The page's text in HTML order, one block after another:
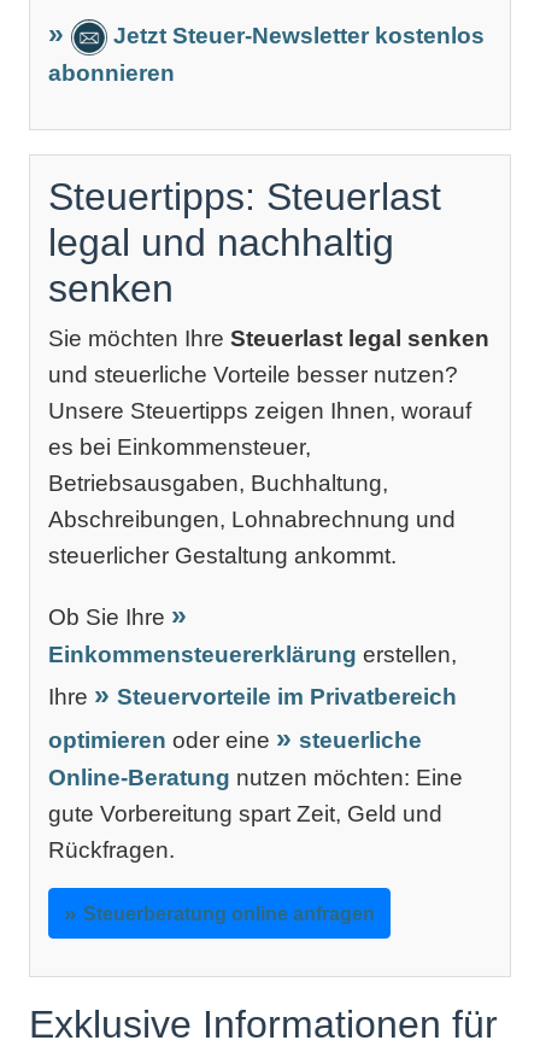
Jetzt Steuer-Newsletter kostenlos
abonnieren
Steuertipps: Steuerlast
legal und nachhaltig
senken
Sie möchten Ihre Steuerlast legal senken
und steuerliche Vorteile besser nutzen?
Unsere Steuertipps zeigen Ihnen, worauf
es bei Einkommensteuer,
Betriebsausgaben, Buchhaltung,
Abschreibungen, Lohnabrechnung und
steuerlicher Gestaltung ankommt.
Ob Sie Ihre
Einkommensteuererklärung erstellen,
Ihre
Steuervorteile im Privatbereich
optimieren oder eine
steuerliche
Online-Beratung nutzen möchten: Eine
gute Vorbereitung spart Zeit, Geld und
Rückfragen.
Steuerberatung online anfragen
Exklusive Informationen für